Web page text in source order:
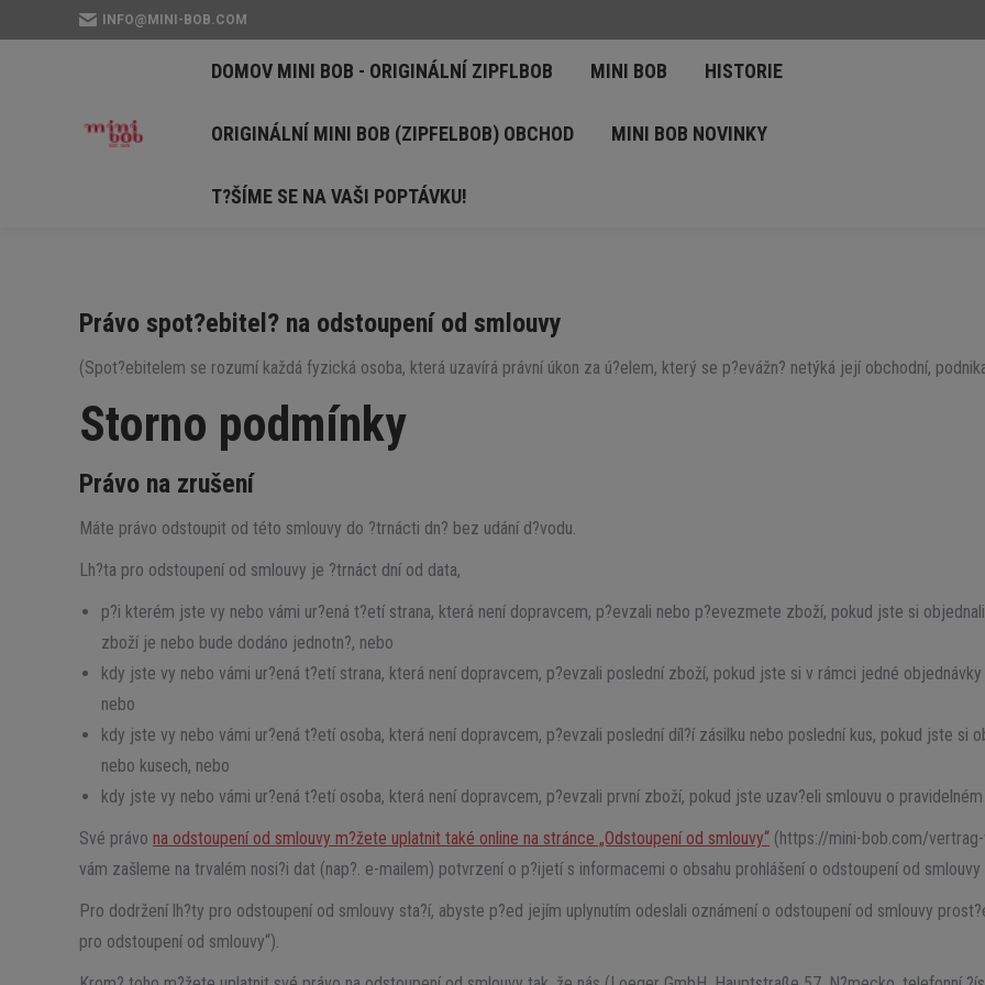
INFO@MINI-BOB.COM
DOMOV MINI BOB - ORIGINÁLNÍ ZIPFLBOB MINI BOB HISTORIE
ORIGINÁLNÍ MINI BOB (ZIPFELBOB) OBCHOD MINI BOB NOVINKY
T?ŠÍME SE NA VAŠI POPTÁVKU!
Právo spot?ebitel? na odstoupení od smlouvy
(Spot?ebitelem se rozumí každá fyzická osoba, která uzavírá právní úkon za ú?elem, který se p?evážn? netýká její obchodní,
Storno podmínky
Právo na zrušení
Máte právo odstoupit od této smlouvy do ?trnácti dn? bez udání d?vodu.
Lh?ta pro odstoupení od smlouvy je ?trnáct dní od data,
p?i kterém jste vy nebo vámi ur?ená t?etí strana, která není dopravcem, p?evzali nebo p?evezmete zboží, pokud jste si
zboží je nebo bude dodáno jednotn?, nebo
kdy jste vy nebo vámi ur?ená t?etí strana, která není dopravcem, p?evzali poslední zboží, pokud jste si v rámci jedné
nebo
kdy jste vy nebo vámi ur?ená t?etí osoba, která není dopravcem, p?evzali poslední díl?í zásilku nebo poslední kus, pokud jste si
nebo kusech, nebo
kdy jste vy nebo vámi ur?ená t?etí osoba, která není dopravcem, p?evzali první zboží, pokud jste uzav?eli smlouvu o
Své právo na odstoupení od smlouvy m?žete uplatnit také online na stránce „Odstoupení od smlouvy“ (https://mini-bob.com/
vám zašleme na trvalém nosi?i dat (nap?. e-mailem) potvrzení o p?ijetí s informacemi o obsahu prohlášení o odstoupení od
Pro dodržení lh?ty pro odstoupení od smlouvy sta?í, abyste p?ed jejím uplynutím odeslali oznámení o odstoupení od smlouvy
pro odstoupení od smlouvy“).